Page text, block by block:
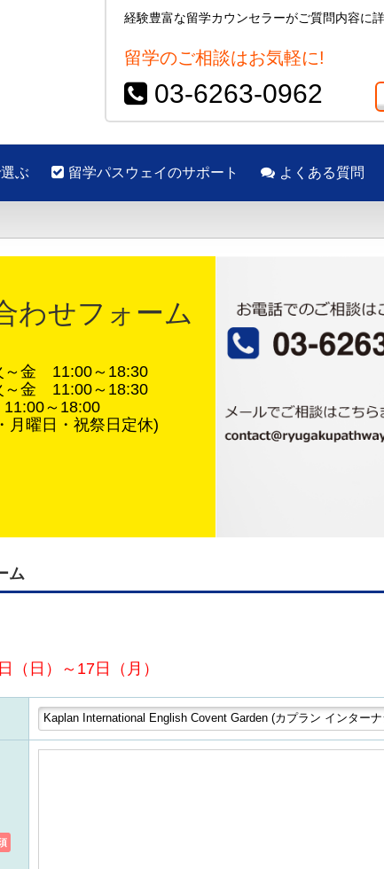
経験豊富な留学カウンセラーがご質問内容に
留学のご相談はお気軽に!
03-6263-0962
ぶ 留学パスウェイのサポート よくある質問
わせフォーム
～金 11:00～18:30
～金 11:00～18:30
11:00～18:00
月曜日・祝祭日定休)
ム
日）～17日（月）